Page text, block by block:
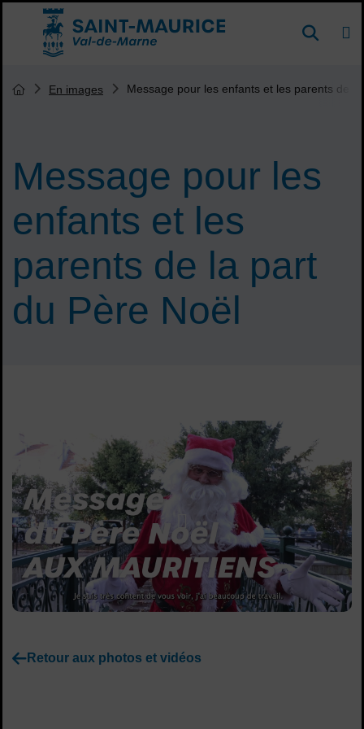
Menu de raccourcis
Accueil ville de Saint-Maurice DE
Message pour les
enfants et les
parents de la part
du Père Noël
Vous êtes ici :
Page d'accueil du site
En images Message pour les enfants et les parents de
Lancer la video
Retour aux photos et vidéos